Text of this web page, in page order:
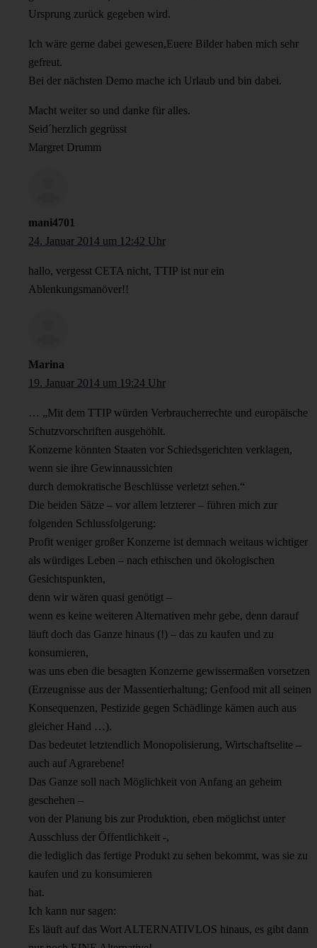
Ursprung zurück gegeben wird.
Ich wäre gerne dabei gewesen,Euere Bilder haben mich sehr
gefreut.
Bei der nächsten Demo mache ich Urlaub und bin dabei.
Macht weiter so und danke für alles.
Seid´herzlich gegrüsst
Margret Drumm
mani4701
24. Januar 2014 um 12:42 Uhr
hallo, vergesst CETA nicht, TTIP ist nur ein
Ablenkungsmanöver!!
Marina
19. Januar 2014 um 19:24 Uhr
… „Mit dem TTIP würden Verbraucherrechte und europäische
Schutzvorschriften ausgehöhlt.
Konzerne könnten Staaten vor Schiedsgerichten verklagen,
wenn sie ihre Gewinnaussichten
durch demokratische Beschlüsse verletzt sehen.“
Die beiden Sätze – vor allem letzterer – führen mich zur
folgenden Schlussfolgerung:
Profit weniger großer Konzerne ist demnach weitaus wichtiger
als würdiges Leben – nach ethischen und ökologischen
Gesichtspunkten,
denn wir wären quasi genötigt –
wenn es keine weiteren Alternativen mehr gebe, denn darauf
läuft doch das Ganze hinaus (!) – das zu kaufen und zu
konsumieren,
was uns eben die besagten Konzerne gewissermaßen vorsetzen
(Erzeugnisse aus der Massentierhaltung; Genfood mit all seinen
Konsequenzen, Pestizide gegen Schädlinge kämen auch aus
gleicher Hand …).
Das bedeutet letztendlich Monopolisierung, Wirtschaftselite –
auch auf Agrarebene!
Das Ganze soll nach Möglichkeit von Anfang an geheim
geschehen –
von der Planung bis zur Produktion, eben möglichst unter
Ausschluss der Öffentlichkeit -,
die lediglich das fertige Produkt zu sehen bekommt, was sie zu
kaufen und zu konsumieren
hat.
Ich kann nur sagen:
Es läuft auf das Wort ALTERNATIVLOS hinaus, es gibt dann